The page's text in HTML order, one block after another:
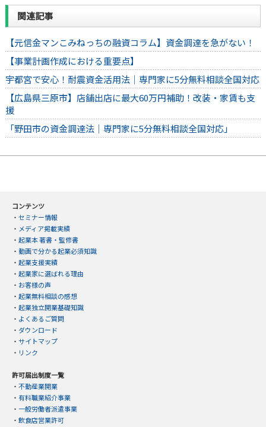
関連記事
【元信金マンこみねっちの融資コラム】資金調達を急がない！
【事業計画作成における重要点】
宇都宮で安心！耐震資金活用法｜専門家に5分無料相談全国対応
【広島県三原市】店舗出店に最大60万円補助！改装・家賃も支
援
「野田市の資金調達法｜専門家に5分無料相談全国対応」
コンテンツ
・ セミナー情報
・ メディア掲載実績
・ 起業本 著書・監修書
・ 動画で分かる起業必須知識
・ 起業支援実績
・ 起業家に選ばれる理由
・ お客様の声
・ 起業無料相談の感想
・ 起業独立開業基礎知識
・ よくあるご質問
・ ダウンロード
・ サイトマップ
・ リンク
許可届出制度一覧
・ 不動産業開業
・ 有料職業紹介事業
・ 一般労働者派遣事業
・ 飲食店営業許可